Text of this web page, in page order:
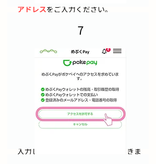
アドレスをご入力ください。
入力した電話番号にSMS認証が届きま
7